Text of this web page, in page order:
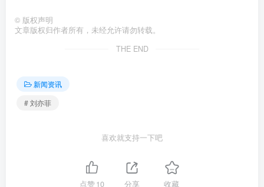
© 版权声明
文章版权归作者所有，未经允许请勿转载。
THE END
新闻资讯
# 刘亦菲
喜欢就支持一下吧
点赞10 分享 收藏